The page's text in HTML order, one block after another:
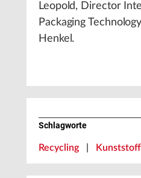
Leopold, Director
Packaging
Henkel.
Schlagworte
Recycling